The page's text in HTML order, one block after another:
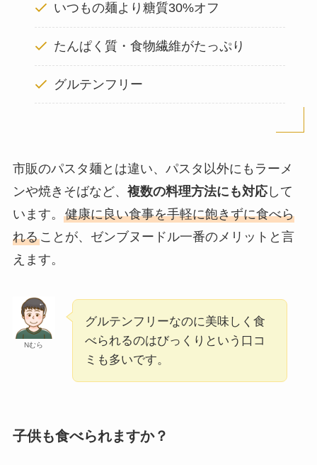
いつもの麺より糖質30%オフ
たんぱく質・食物繊維がたっぷり
グルテンフリー
市販のパスタ麺とは違い、パスタ以外にもラーメ
ンや焼きそばなど、 複数の料理方法にも対応して
います。 健康に良い食事を手軽に飽きずに食べら
れることが、ゼンブヌードル一番のメリットと言
えます。
Nむら
グルテンフリーなのに美味しく食
べられるのはびっくりという口コ
ミも多いです。
子供も食べられますか？